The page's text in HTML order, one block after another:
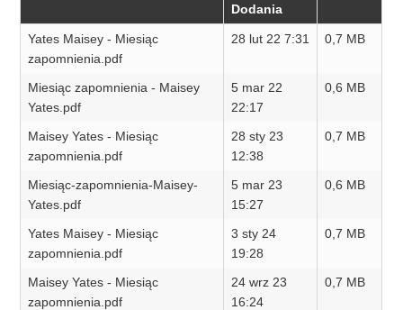
Dodania
Yates Maisey - Miesiąc
zapomnienia.pdf
28 lut 22 7:31 0,7 MB
Miesiąc zapomnienia - Maisey
Yates.pdf
5 mar 22
22:17
0,6 MB
Maisey Yates - Miesiąc
zapomnienia.pdf
28 sty 23
12:38
0,7 MB
Miesiąc-zapomnienia-Maisey-
Yates.pdf
5 mar 23
15:27
0,6 MB
Yates Maisey - Miesiąc
zapomnienia.pdf
3 sty 24
19:28
0,7 MB
Maisey Yates - Miesiąc
zapomnienia.pdf
24 wrz 23
16:24
0,7 MB